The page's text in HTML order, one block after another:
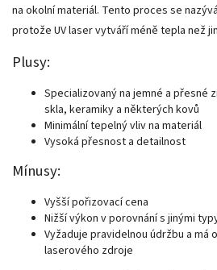
na okolní materiál. Tento proces se
protože UV laser vytváří méně tepla než
Plusy:
Specializovaný na jemné a přesné
skla, keramiky a některých kovů
Minimální tepelný vliv na materiál
Vysoká přesnost a detailnost
Mínusy:
Vyšší pořizovací cena
Nižší výkon v porovnání s jinými
Vyžaduje pravidelnou údržbu a má
laserového zdroje